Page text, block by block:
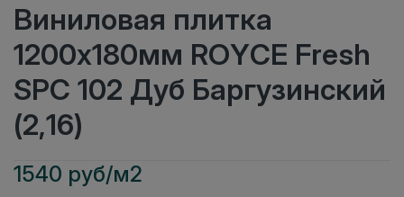
Виниловая плитка
1200x180мм ROYCE Fresh
SPC 102 Дуб Баргузинский
(2,16)
1540 руб/м2